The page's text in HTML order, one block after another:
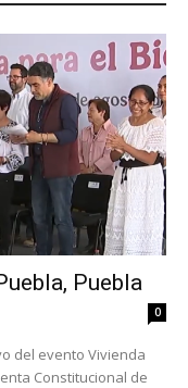
Puebla
0
del evento Vivienda
Constitucional de